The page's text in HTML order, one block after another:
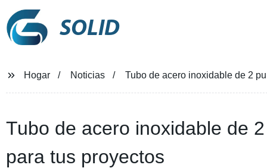
SOLID
Hogar Noticias Tubo de acero inoxidable de 2
Tubo de acero inoxidable de
para tus proyectos